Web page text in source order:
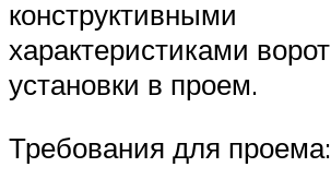
конструктивными
характеристиками
установки в проем.
Требования для проема: